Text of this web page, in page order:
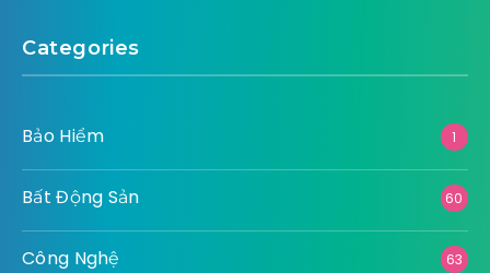
Categories
Bảo Hiểm 1
Bất Động Sản 60
Công Nghệ 63